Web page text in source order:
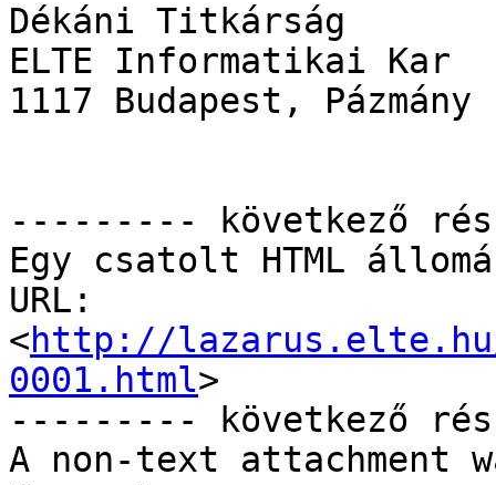
Dékáni Titkárság
ELTE Informatikai Kar
1117 Budapest,
--------- következő
Egy csatolt HTML
URL:
<http://lazarus.elte.hu/
0001.html>
--------- következő
A non-text attachment